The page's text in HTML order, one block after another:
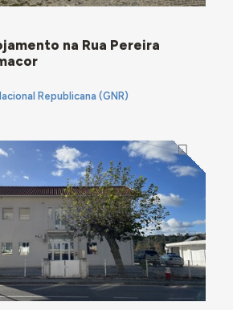
na Rua Pereira
Republicana (GNR)